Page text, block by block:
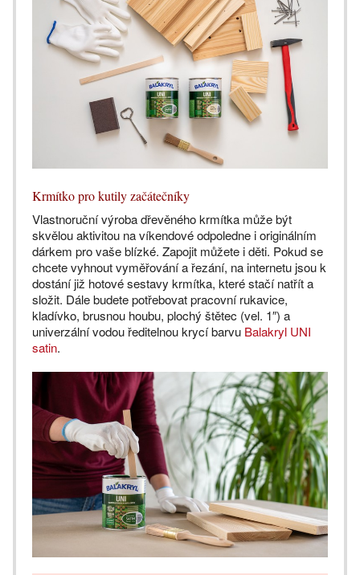
Krmítko pro kutily začátečníky
Vlastnoruční výroba dřevěného krmítka může být
skvělou aktivitou na víkendové odpoledne i originálním
dárkem pro vaše blízké. Zapojit můžete i děti. Pokud se
chcete vyhnout vyměřování a řezání, na internetu jsou k
dostání již hotové sestavy krmítka, které stačí natřít a
složit. Dále budete potřebovat pracovní rukavice,
kladívko, brusnou houbu, plochý štětec (vel. 1″) a
univerzální vodou ředitelnou krycí barvu Balakryl UNI
satin.